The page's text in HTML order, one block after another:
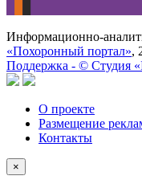
Информационно-
«Похоронный портал»,
Поддержка - © Cтудия
О проекте
Размещение
Контакты
×